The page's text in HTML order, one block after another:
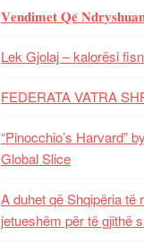
𝐕𝐞𝐧𝐝𝐢𝐦𝐞𝐭 𝐐𝐞̈
Lek Gjolaj – kalorësi
FEDERATA VATRA
“Pinocchio’s Harvard”
Global Slice
A duhet që Shqipëria të
jetueshëm për të gjithë